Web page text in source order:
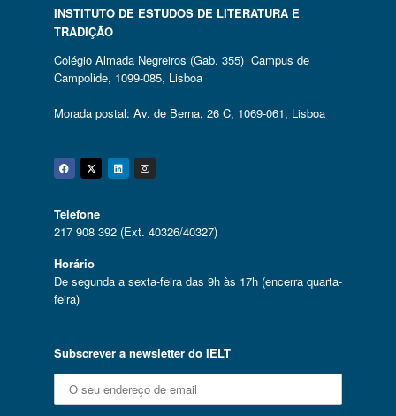
INSTITUTO DE ESTUDOS DE LITERATURA E
TRADIÇÃO
Colégio Almada Negreiros (Gab. 355) Campus de
Campolide, 1099-085, Lisboa
Morada postal: Av. de Berna, 26 C, 1069-061, Lisboa
Facebook
Twitter
Linkedin
Instagram
Telefone
217 908 392 (Ext. 40326/40327)
Horário
De segunda a sexta-feira das 9h às 17h (encerra quarta-
feira)
Subscrever a newsletter do IELT